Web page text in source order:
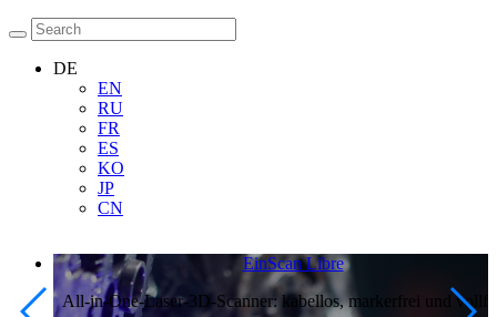
DE
EN
RU
FR
ES
KO
JP
CN
EinScan Libre
All-in-One-Laser-3D-Scanner: kabellos, markerfrei und